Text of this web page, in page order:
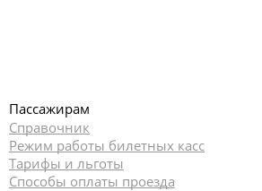
Пассажирам
Справочник
Режим работы билетных касс
Тарифы и льготы
Способы оплаты проезда